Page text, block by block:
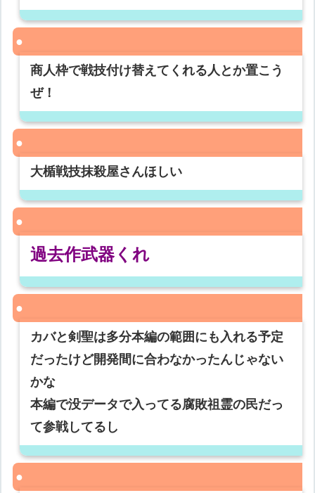
商人枠で戦技付け替えてくれる人とか置こう
ぜ！
大楯戦技抹殺屋さんほしい
過去作武器くれ
カバと剣聖は多分本編の範囲にも入れる予定
だったけど開発間に合わなかったんじゃない
かな
本編で没データで入ってる腐敗祖霊の民だっ
て参戦してるし